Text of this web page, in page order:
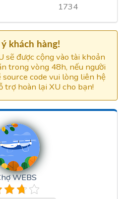
1734
ý khách hàng!
sẽ được cộng vào tài khoản
trong vòng 48h, nếu người
code vui lòng liên hệ
trợ hoàn lại XU cho bạn!
WEBS